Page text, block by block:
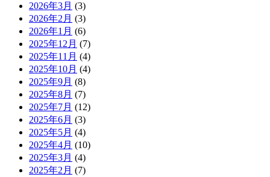
2026年3月 (3)
2026年2月 (3)
2026年1月 (6)
2025年12月 (7)
2025年11月 (4)
2025年10月 (4)
2025年9月 (8)
2025年8月 (7)
2025年7月 (12)
2025年6月 (3)
2025年5月 (4)
2025年4月 (10)
2025年3月 (4)
2025年2月 (7)